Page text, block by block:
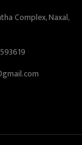
Complex, Naxal,